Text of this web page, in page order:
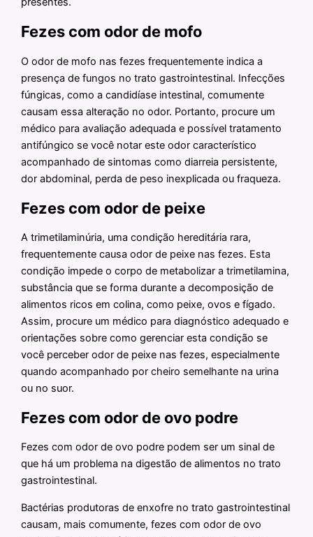
Fezes com odor de mofo
O odor de mofo nas fezes frequentemente indica a
presença de fungos no trato gastrointestinal. Infecções
fúngicas, como a candidíase intestinal, comumente
causam essa alteração no odor. Portanto, procure um
médico para avaliação adequada e possível tratamento
antifúngico se você notar este odor característico
acompanhado de sintomas como diarreia persistente,
dor abdominal, perda de peso inexplicada ou fraqueza.
Fezes com odor de peixe
A trimetilaminúria, uma condição hereditária rara,
frequentemente causa odor de peixe nas fezes. Esta
condição impede o corpo de metabolizar a trimetilamina,
substância que se forma durante a decomposição de
alimentos ricos em colina, como peixe, ovos e fígado.
Assim, procure um médico para diagnóstico adequado e
orientações sobre como gerenciar esta condição se
você perceber odor de peixe nas fezes, especialmente
quando acompanhado por cheiro semelhante na urina
ou no suor.
Fezes com odor de ovo podre
Fezes com odor de ovo podre podem ser um sinal de
que há um problema na digestão de alimentos no trato
gastrointestinal.
Bactérias produtoras de enxofre no trato gastrointestinal
causam, mais comumente, fezes com odor de ovo